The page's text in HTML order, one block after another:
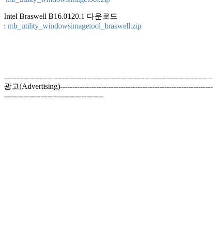
Intel Braswell B16.0120.1 다운로드
: mb_utility_windowsimagetool_braswell.zip
--------------------------------------------------------------------------------------
광고(Advertising)---------------------------------------------------------------
-----------------------------------------